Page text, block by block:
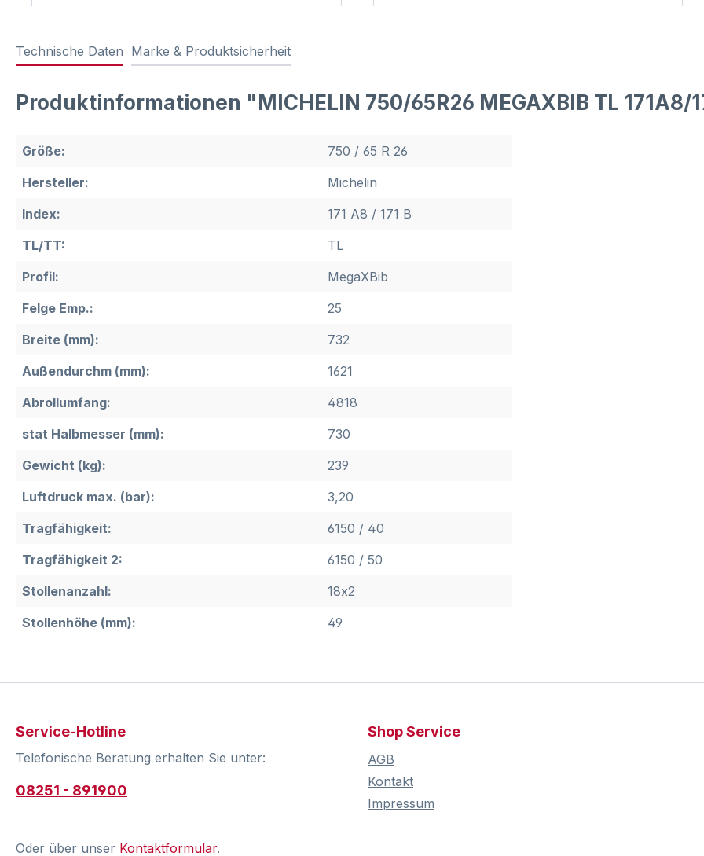
Technische Daten Marke & Produktsicherheit
Produktinformationen "MICHELIN 750/65R26 MEGAXBIB TL 171A8/
Größe:
750 / 65 R 26
Hersteller:
Michelin
Index:
171 A8 / 171 B
TL/TT:
TL
Profil:
MegaXBib
Felge Emp.:
25
Breite (mm):
732
Außendurchm (mm):
1621
Abrollumfang:
4818
stat Halbmesser (mm):
730
Gewicht (kg):
239
Luftdruck max. (bar):
3,20
Tragfähigkeit:
6150 / 40
Tragfähigkeit 2:
6150 / 50
Stollenanzahl:
18x2
Stollenhöhe (mm):
49
Service-Hotline
Telefonische Beratung erhalten Sie unter:
08251 - 891900
Oder über unser Kontaktformular.
Shop Service
AGB
Kontakt
Impressum